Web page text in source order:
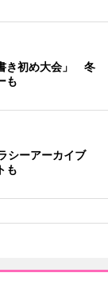
き初め大会」 冬
も
シーアーカイブ
も